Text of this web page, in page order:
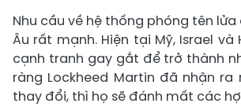
Nhu cầu về hệ thống phóng tên
Âu rất mạnh. Hiện tại Mỹ, Israel và
cạnh tranh gay gắt để trở thành
ràng Lockheed Martin đã nhận ra
thay đổi, thì họ sẽ đánh mất các